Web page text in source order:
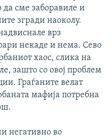
да сме заборавиле и
згради наоколу.
врз
некаде и нема. Сево
хаос, слика на
зашто со овој проблем
Граѓаните велат
мафија потребна
негативно во